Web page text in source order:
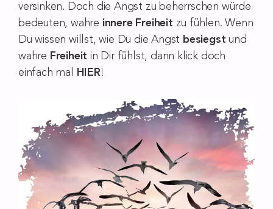
versinken. Doch die Angst zu beherrschen würde
bedeuten, wahre innere Freiheit zu fühlen. Wenn
Du wissen willst, wie Du die Angst besiegst und
wahre Freiheit in Dir fühlst, dann klick doch
einfach mal
HIER!